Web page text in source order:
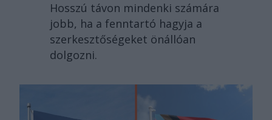
Hosszú távon mindenki számára
jobb, ha a fenntartó hagyja a
szerkesztőségeket önállóan
dolgozni.